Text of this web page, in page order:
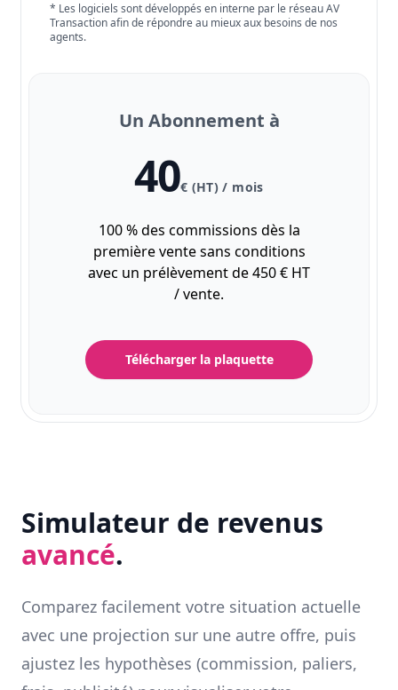
* Les logiciels sont développés en interne par le réseau AV
Transaction afin de répondre au mieux aux besoins de nos
agents.
Un Abonnement à
40€ (HT) / mois
100 % des commissions dès la
première vente sans conditions
avec un prélèvement de 450 € HT
/ vente.
Télécharger la plaquette
Simulateur de revenus
avancé.
Comparez facilement votre situation actuelle
avec une projection sur une autre offre, puis
ajustez les hypothèses (commission, paliers,